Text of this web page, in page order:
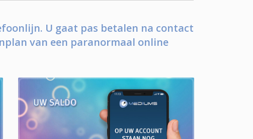
U gaat pas betalen na contact
van een paranormaal online